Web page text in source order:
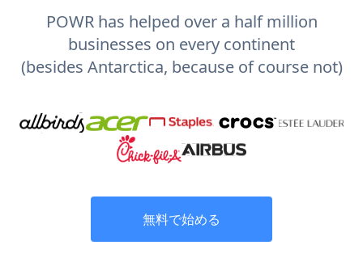
POWR has helped over a half million
businesses on every continent
(besides Antarctica, because of course not)
無料で始める